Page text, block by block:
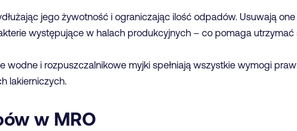
jego żywotność i ograniczając ilość odpadów. Usuwają
występujące w halach produkcyjnych – co pomaga utrzymać
i rozpuszczalnikowe myjki spełniają wszystkie wymogi
lakierniczych.
w MRO